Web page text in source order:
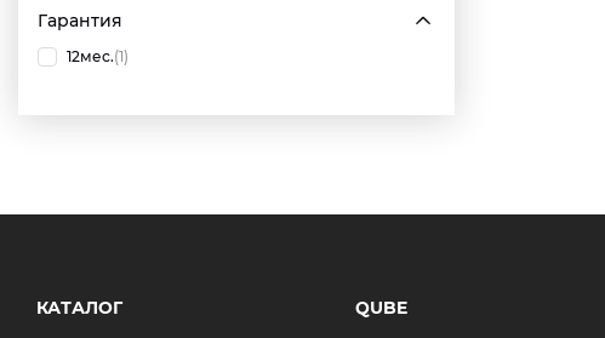
Гарантия
12мес.(1)
КАТАЛОГ QUBE